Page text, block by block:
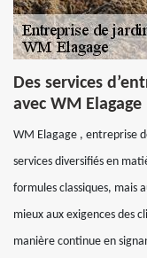
Des services
avec WM Elagage
WM Elagage , entreprise
services diversifiés en
formules classiques, mais
mieux aux exigences des
manière continue en